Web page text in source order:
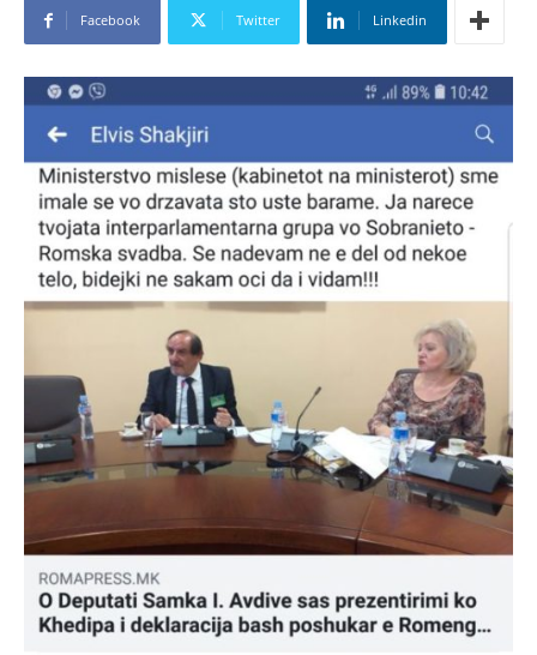
Facebook Twitter Linkedin